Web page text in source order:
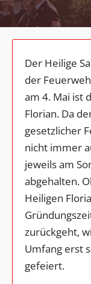
Der Heilige
der
am 4. Mai ist
Florian. Da
gesetzlicher
nicht immer
jeweils am
abgehalten.
Heiligen
zurückgeht,
Umfang erst
gefeiert.